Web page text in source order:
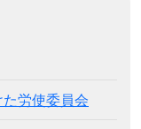
労使委員会